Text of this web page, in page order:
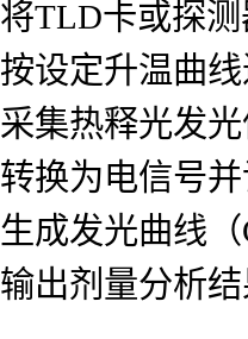
将TLD卡或探
按设定升温曲
采集热释光发
转换为电信号
生成发光曲线（
输出剂量分析